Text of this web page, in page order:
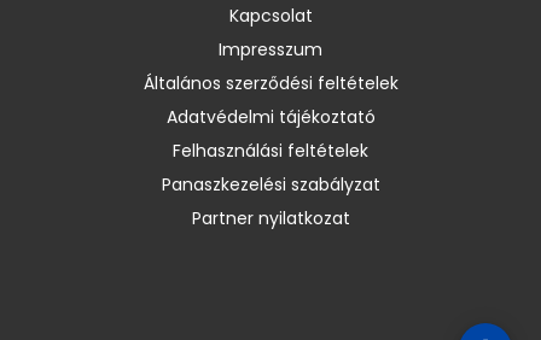
Kapcsolat
Impresszum
Általános szerződési feltételek
Adatvédelmi tájékoztató
Felhasználási feltételek
Panaszkezelési szabályzat
Partner nyilatkozat